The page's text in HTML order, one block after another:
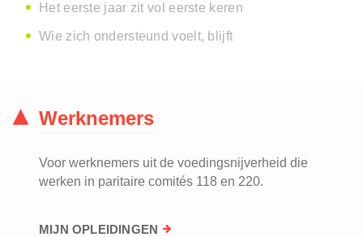
Het eerste jaar zit vol eerste keren
Wie zich ondersteund voelt, blijft
Werknemers
Voor werknemers uit de voedingsnijverheid die
werken in paritaire comités 118 en 220.
MIJN OPLEIDINGEN